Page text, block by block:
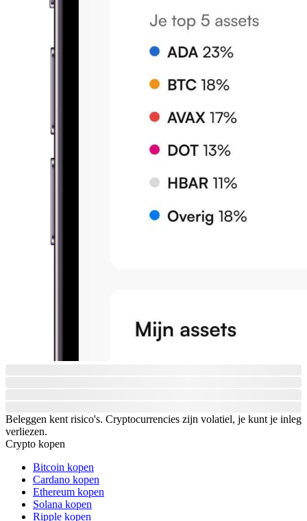
Beleggen kent risico's. Cryptocurrencies zijn volatiel, je kunt je inleg
verliezen.
Crypto kopen
Bitcoin kopen
Cardano kopen
Ethereum kopen
Solana kopen
Ripple kopen